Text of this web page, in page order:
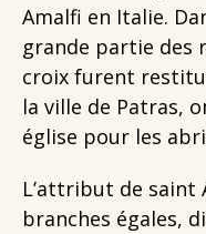
Amalfi en Italie.
grande partie des
croix furent
la ville de Patras,
église pour les
L’attribut de saint
branches égales,